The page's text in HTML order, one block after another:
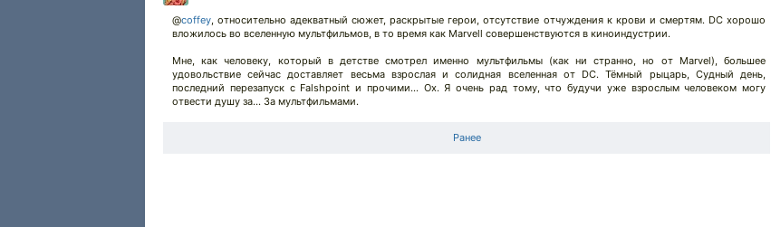
@coffey, относительно адекватный сюжет, раскрытые герои, отсутствие отчуждения к крови и смертям. DC хорошо
вложилось во вселенную мультфильмов, в то время как Marvell совершенствуются в киноиндустрии.
Мне, как человеку, который в детстве смотрел именно мультфильмы (как ни странно, но от Marvel), большее
удовольствие сейчас доставляет весьма взрослая и солидная вселенная от DC. Тёмный рыцарь, Судный день,
последний перезапуск с Falshpoint и прочими... Ох. Я очень рад тому, что будучи уже взрослым человеком могу
отвести душу за... За мультфильмами.
Ранее